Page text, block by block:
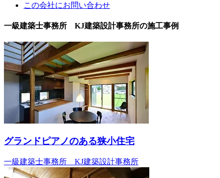
この会社にお問い合わせ
一級建築士事務所 KJ建築設計事務所の施工事例
グランドピアノのある狭小住宅
一級建築士事務所 KJ建築設計事務所